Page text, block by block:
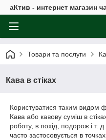
аКтив - интернет магазин
Товари та послуги
Кава в стіках
Користуватися таким видом
Кава або кавову суміш в
роботу, в похід, подорож і т.
часто застосовується в